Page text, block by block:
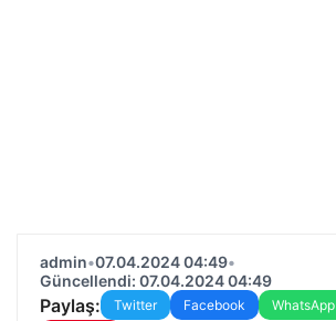
admin•07.04.2024 04:49•
Güncellendi: 07.04.2024 04:49
Paylaş: Twitter Facebook WhatsApp